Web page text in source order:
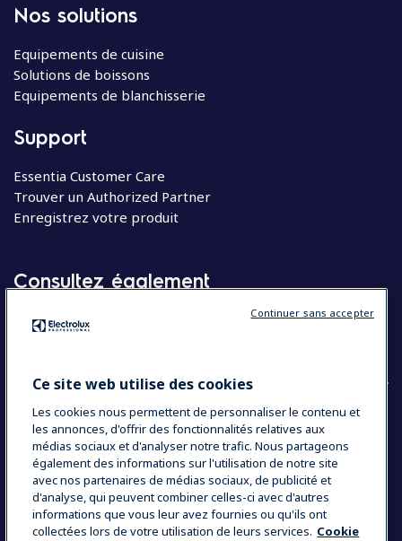
Nos solutions
Equipements de cuisine
Solutions de boissons
Equipements de blanchisserie
Support
Essentia Customer Care
Trouver un Authorized Partner
Enregistrez votre produit
Consultez également
Molteni
Appareils électroménagers
COUNTRY AND LANGUAGE
VOTRE SÉLECTION : BELGIQUE
Data Privacy Statement Cookie Policy
Ce site web utilise des cookies
Les cookies nous permettent de personnaliser le contenu et
les annonces, d'offrir des fonctionnalités relatives aux
médias sociaux et d'analyser notre trafic. Nous partageons
également des informations sur l'utilisation de notre site
avec nos partenaires de médias sociaux, de publicité et
d'analyse, qui peuvent combiner celles-ci avec d'autres
informations que vous leur avez fournies ou qu'ils ont
collectées lors de votre utilisation de leurs services. Cookie
Continuer sans accepter